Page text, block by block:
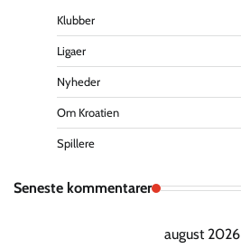
Klubber
Ligaer
Nyheder
Om Kroatien
Spillere
Seneste kommentarer
august 2026